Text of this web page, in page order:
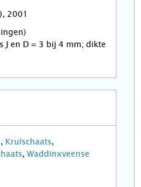
2001
J en D = 3 bij 4 mm; dikte
, Krulschaats,
, Waddinxveense